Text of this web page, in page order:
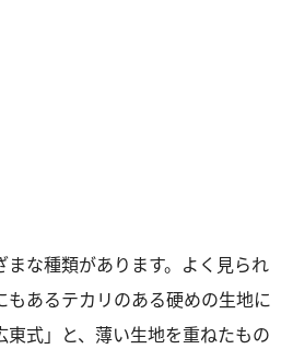
な種類があります。よく見られ
もあるテカリのある硬めの生地に
式」と、薄い生地を重ねたもの